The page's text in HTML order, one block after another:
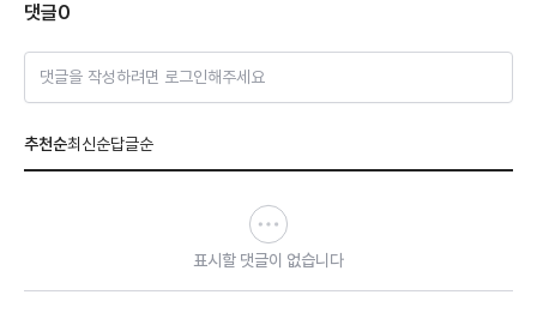
댓글0
댓글을 작성하려면 로그인해주세요
추천순최신순답글순
표시할 댓글이 없습니다